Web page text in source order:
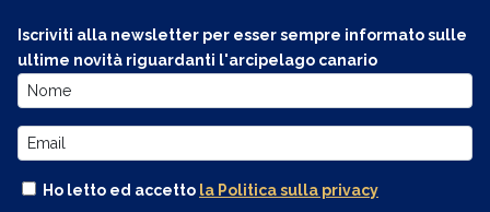
Iscriviti alla newsletter per esser sempre informato sulle
ultime novità riguardanti l'arcipelago canario
Ho letto ed accetto la Politica sulla privacy